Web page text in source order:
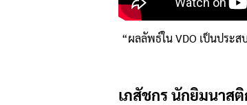
“ผลลัพธ์ใน VDO เป็นประ
เภสัชกร นักยิมนาสติ